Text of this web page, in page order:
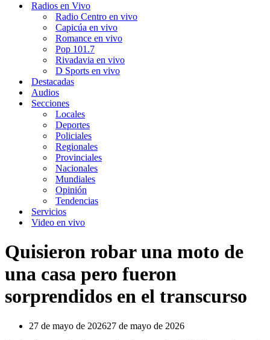
Radios en Vivo
Radio Centro en vivo
Capicúa en vivo
Romance en vivo
Pop 101.7
Rivadavia en vivo
D Sports en vivo
Destacadas
Audios
Secciones
Locales
Deportes
Policiales
Regionales
Provinciales
Nacionales
Mundiales
Opinión
Tendencias
Servicios
Video en vivo
Quisieron robar una moto de
una casa pero fueron
sorprendidos en el transcurso
27 de mayo de 202627 de mayo de 2026